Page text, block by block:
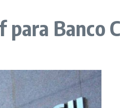
para Banco